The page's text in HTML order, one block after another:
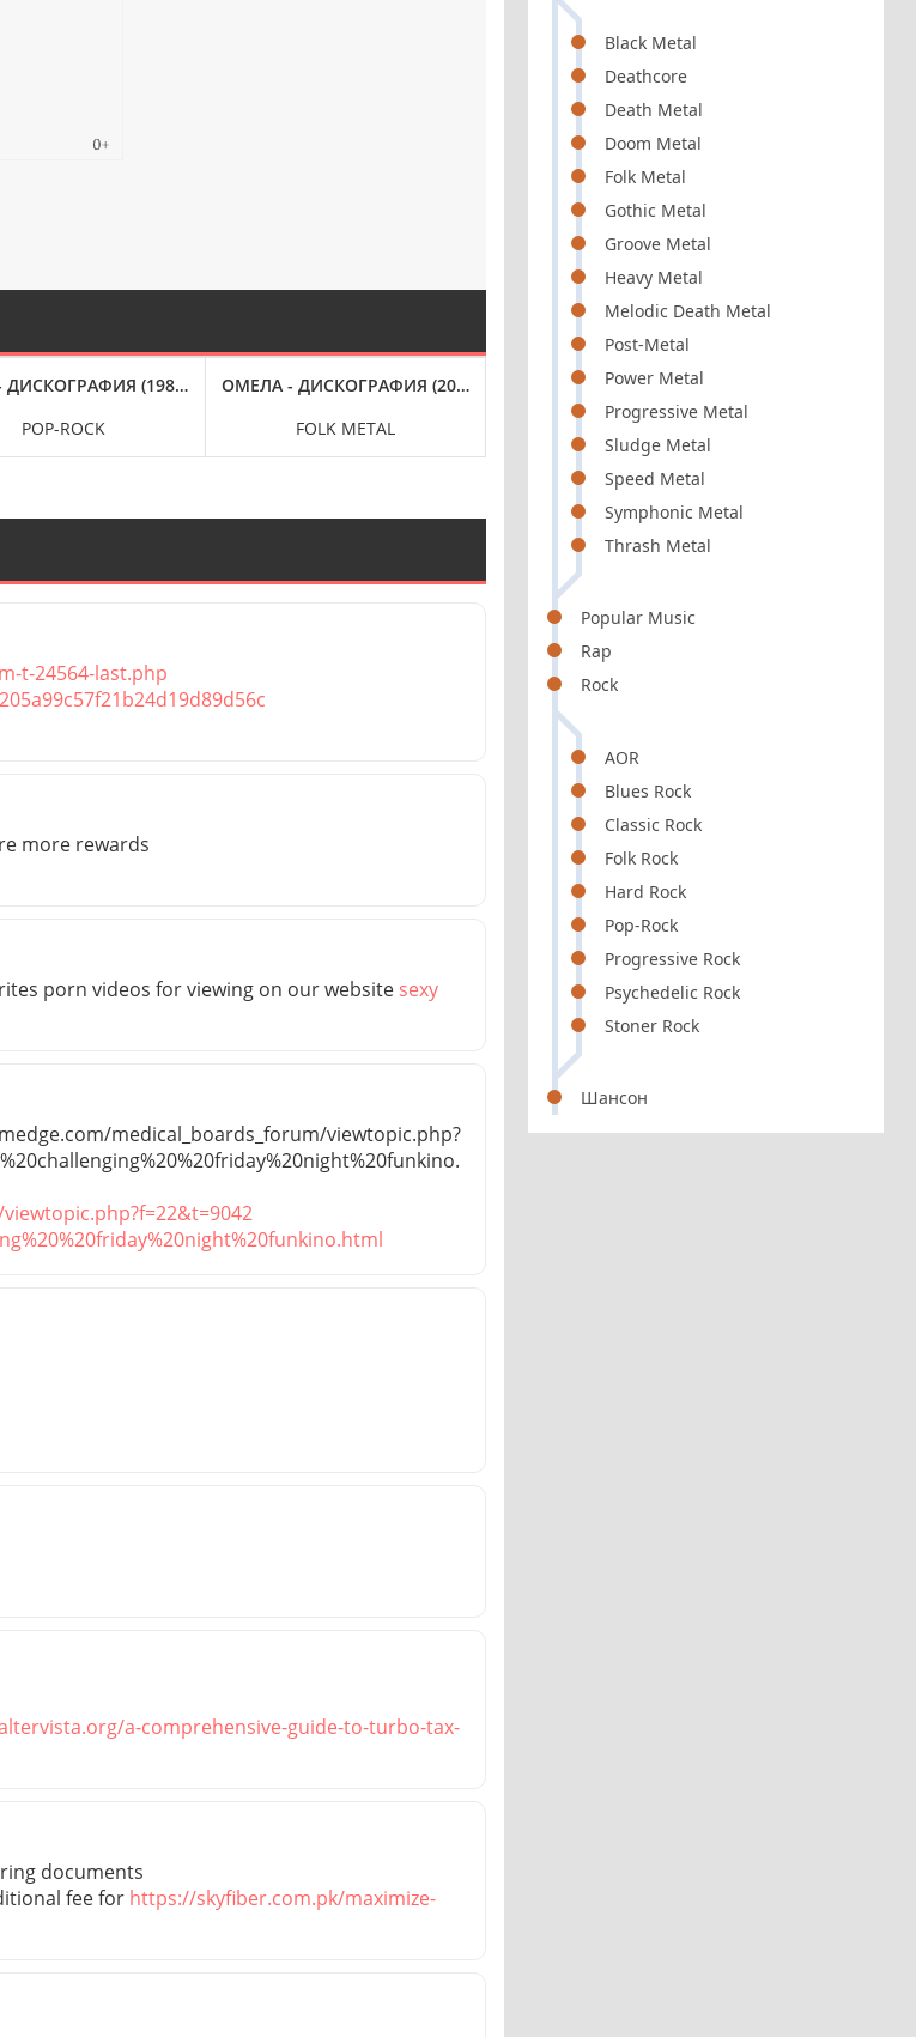
Black Metal
Deathcore
Death Metal
Doom Metal
Folk Metal
Gothic Metal
Groove Metal
Heavy Metal
Melodic Death Metal
Post-Metal
Power Metal
Progressive Metal
Sludge Metal
Speed Metal
Symphonic Metal
Thrash Metal
Popular Music
Rap
Rock
AOR
Blues Rock
Classic Rock
Folk Rock
Hard Rock
Pop-Rock
Progressive Rock
Psychedelic Rock
Stoner Rock
Шансон
(1989-2015)
POP-ROCK
ОМЕЛА - ДИСКОГРАФИЯ (2009-2022)
FOLK METAL
МИХАИЛ БУБЛИК - ДИСКОГРАФИЯ (2012-2016)
POP
t-24564-last.php
more rewards
porn videos for viewing on our website sexy
medical_boards_forum/viewtopic.php?
a-comprehensive-guide-to-turbo-tax-
documents
fee for https://skyfiber.com.pk/maximize-